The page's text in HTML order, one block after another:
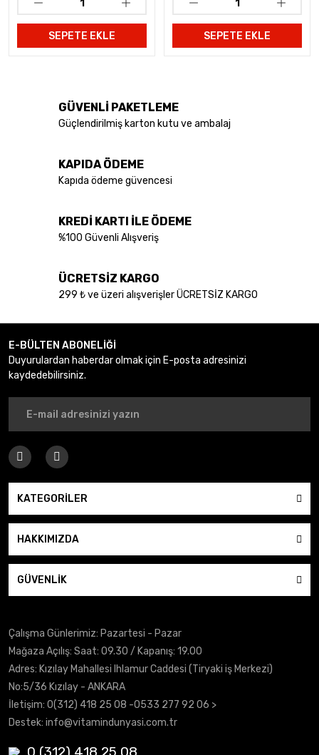
SEPETE EKLE SEPETE EKLE
GÜVENLİ PAKETLEME
Güçlendirilmiş karton kutu ve ambalaj
KAPIDA ÖDEME
Kapıda ödeme güvencesi
KREDİ KARTI İLE ÖDEME
%100 Güvenli Alışveriş
ÜCRETSİZ KARGO
299 ₺ ve üzeri alışverişler ÜCRETSİZ KARGO
E-BÜLTEN ABONELİĞİ
Duyurulardan haberdar olmak için E-posta adresinizi
kaydedebilirsiniz.
KATEGORİLER
HAKKIMIZDA
GÜVENLİK
Çalışma Günlerimiz: Pazartesi - Pazar
Mağaza Açılış: Saat: 09.30 / Kapanış: 19.00
Adres: Kızılay Mahallesi Ihlamur Caddesi (Tiryaki iş Merkezi)
No:5/36 Kızılay - ANKARA
İletişim: 0(312) 418 25 08 -0533 277 92 06 >
Destek: info@vitamindunyasi.com.tr